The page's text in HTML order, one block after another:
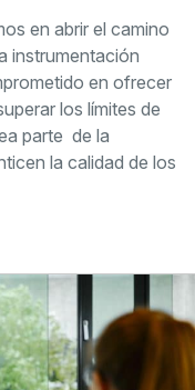
en abrir el camino
instrumentación
en ofrecer
los límites de
parte de la
la calidad de los